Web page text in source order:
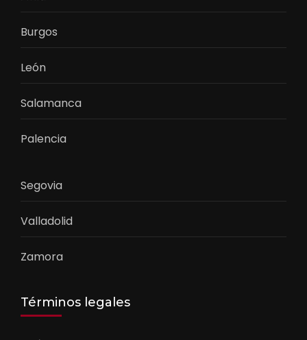
Burgos
León
Salamanca
Palencia
Segovia
Valladolid
Zamora
Términos legales